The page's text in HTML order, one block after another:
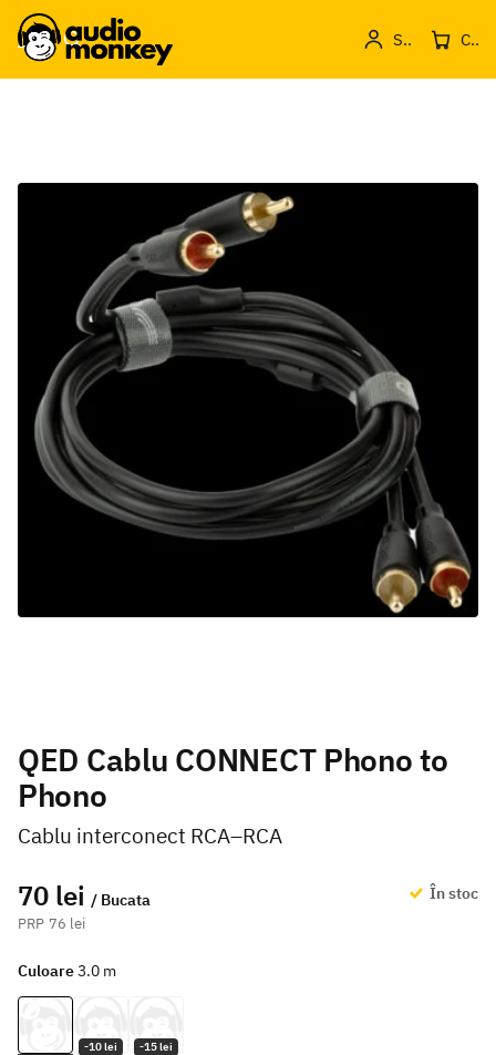
Sign in Cos de produse
QED Cablu CONNECT Phono to
Phono
Cablu interconect RCA–RCA
70 lei / Bucata
76 lei
În stoc
Culoare3.0 m
-10 lei -15 lei